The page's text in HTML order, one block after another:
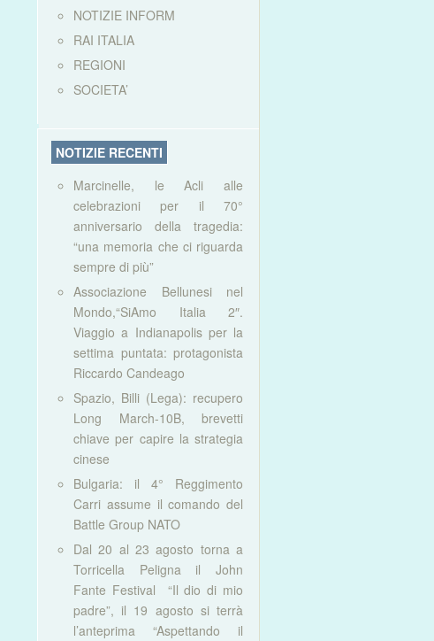
NOTIZIE INFORM
RAI ITALIA
REGIONI
SOCIETA’
NOTIZIE RECENTI
Marcinelle, le Acli alle
celebrazioni per il 70°
anniversario della tragedia:
“una memoria che ci riguarda
sempre di più”
Associazione Bellunesi nel
Mondo,“SiAmo Italia 2″.
Viaggio a Indianapolis per la
settima puntata: protagonista
Riccardo Candeago
Spazio, Billi (Lega): recupero
Long March-10B, brevetti
chiave per capire la strategia
cinese
Bulgaria: il 4° Reggimento
Carri assume il comando del
Battle Group NATO
Dal 20 al 23 agosto torna a
Torricella Peligna il John
Fante Festival “Il dio di mio
padre”, il 19 agosto si terrà
l’anteprima “Aspettando il